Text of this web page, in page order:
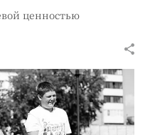
ценностью